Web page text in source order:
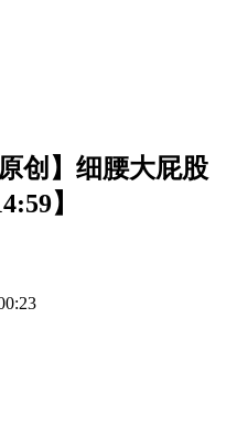
创】细腰大屁股
】